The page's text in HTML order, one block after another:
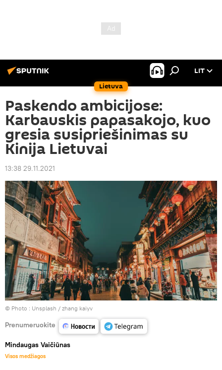
Lietuva
LIT
Paskendo ambicijose:
Karbauskis papasakojo, kuo
gresia susipriešinimas su
Kinija Lietuvai
13:38 29.11.2021
© Photo : Unsplash / zhang kaiyv
Prenumeruokite
Mindaugas Vaičiūnas
Visos medžiagos